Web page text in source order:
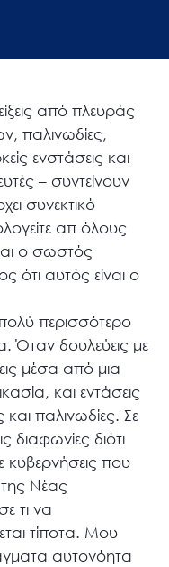
από πλευράς
παλινωδίες,
ενστάσεις και
– συντείνουν
συνεκτικό
απ όλους
ο σωστός
ότι αυτός είναι ο
περισσότερο
Όταν δουλεύεις με
μέσα από μια
και εντάσεις
και παλινωδίες. Σε
διαφωνίες διότι
κυβερνήσεις που
Νέας
τι να
τίποτα. Μου
αυτονόητα